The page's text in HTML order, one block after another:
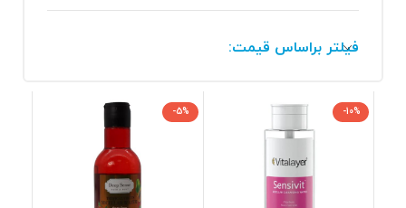
فیلتر براساس قیمت:
-10%
-5%